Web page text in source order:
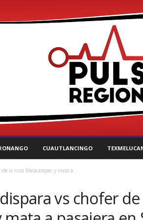
CUAUTLANCINGO
la ruta Malacatepec y mata a...
vs chofer de